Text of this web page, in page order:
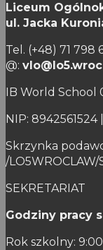
Liceum
ul. Jacka
Tel. (+48) 71 798
@:
IB World School
NIP:
Skrzynka
/
SEKRETARIAT
Godziny pracy
Rok szkolny: